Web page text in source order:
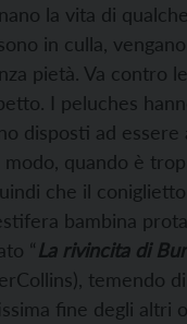
la vita di
in culla,
pietà. Va contro
I peluches
disposti ad essere
quando è
che il
bambina
“La rivincita di
temendo
fine degli altri